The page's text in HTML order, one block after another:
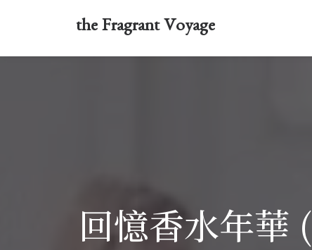
the Fragrant Voyage
回憶香水年